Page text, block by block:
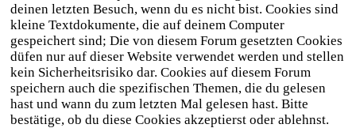
deinen letzten Besuch, wenn du es nicht bist. Cookies sind
kleine Textdokumente, die auf deinem Computer
gespeichert sind; Die von diesem Forum gesetzten Cookies
düfen nur auf dieser Website verwendet werden und stellen
kein Sicherheitsrisiko dar. Cookies auf diesem Forum
speichern auch die spezifischen Themen, die du gelesen
hast und wann du zum letzten Mal gelesen hast. Bitte
bestätige, ob du diese Cookies akzeptierst oder ablehnst.